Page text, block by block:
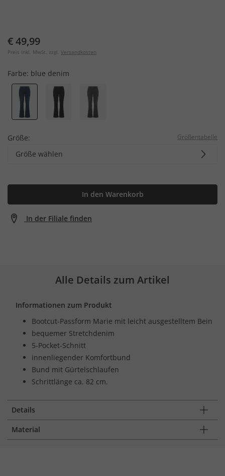
€ 49,99
Preis inkl. MwSt. zzgl. Versandkosten
Farbe: blue denim
Größe: Größentabelle
Größe wählen
In den Warenkorb
In der Filiale finden
Alle Details zum Artikel
Informationen zum Produkt
Bootcut-Passform Marie mit leicht ausgestelltem Bein
bequemer Stretchdenim
5-Pocket-Schnitt
innenliegender Komfortbund
Bund mit Gürtelschlaufen
Schrittlänge ca. 82 cm.
Details
Material